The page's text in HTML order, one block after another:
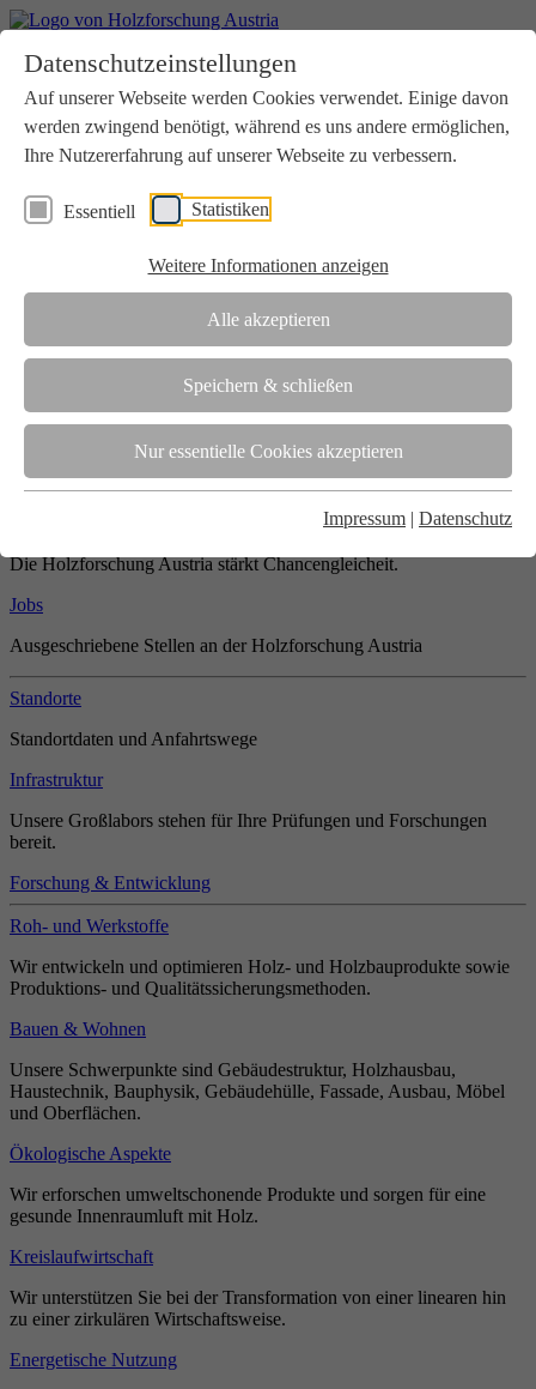
Datenschutzeinstellungen
Auf unserer Webseite werden Cookies verwendet. Einige davon
werden zwingend benötigt, während es uns andere ermöglichen,
Ihre Nutzererfahrung auf unserer Webseite zu verbessern.
Essentiell Statistiken
Weitere Informationen anzeigen
Alle akzeptieren
Speichern & schließen
Nur essentielle Cookies akzeptieren
Impressum | Datenschutz
Aktuelles
Downloads
Kontakt
Login
Verein
Wir unterstützen die Interessen der Holzbranche in enger
Zusammenarbeit mit Wissenschaft und Wirtschaft.
Die Holzforschung Austria ist akkreditierte Prüf-, Inspektions- und
Team
Unsere gesamte Kompetenz ist in unseren Mitarbeiter:innen
gebündelt
Die Holzforschung Austria stärkt Chancengleicheit.
Jobs
Ausgeschriebene Stellen an der Holzforschung Austria
Standorte
Standortdaten und Anfahrtswege
Infrastruktur
Unsere Großlabors stehen für Ihre Prüfungen und Forschungen
bereit.
Forschung & Entwicklung
Roh- und Werkstoffe
Wir entwickeln und optimieren Holz- und Holzbauprodukte sowie
Produktions- und Qualitätssicherungsmethoden.
Bauen & Wohnen
Unsere Schwerpunkte sind Gebäudestruktur, Holzhausbau,
Haustechnik, Bauphysik, Gebäudehülle, Fassade, Ausbau, Möbel
und Oberflächen.
Ökologische Aspekte
Wir erforschen umweltschonende Produkte und sorgen für eine
gesunde Innenraumluft mit Holz.
Kreislaufwirtschaft
Wir unterstützen Sie bei der Transformation von einer linearen hin
zu einer zirkulären Wirtschaftsweise.
Energetische Nutzung